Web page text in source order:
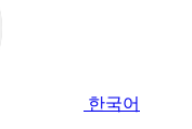
한국어